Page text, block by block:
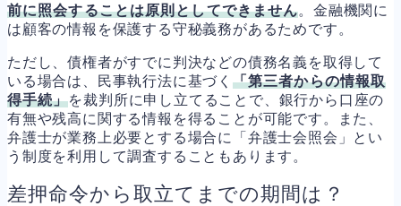
前に照会することは原則としてできません。金融機関に
は顧客の情報を保護する守秘義務があるためです。
ただし、債権者がすでに判決などの債務名義を取得して
いる場合は、民事執行法に基づく 「第三者からの情報取
得手続」を裁判所に申し立てることで、銀行から口座の
有無や残高に関する情報を得ることが可能です。また、
弁護士が業務上必要とする場合に「弁護士会照会」とい
う制度を利用して調査することもあります。
差押命令から取立てまでの期間は？